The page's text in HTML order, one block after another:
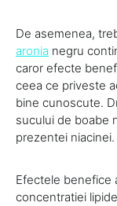
De asemenea,
aronia negru
caror efecte
ceea ce priveste
bine cunoscute.
sucului de boabe
prezentei niacinei.
Efectele benefice
concentratiei